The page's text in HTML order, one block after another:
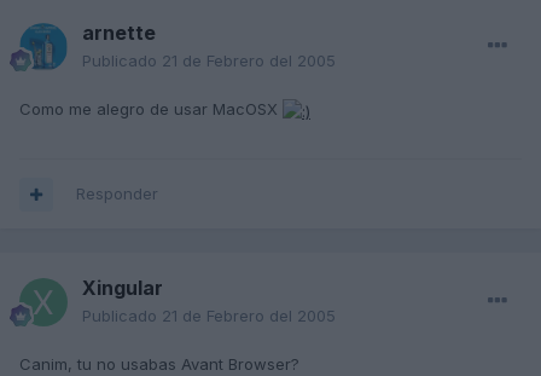
arnette
Publicado 21 de Febrero del 2005
Como me alegro de usar MacOSX
Responder
Xingular
Publicado 21 de Febrero del 2005
Canim, tu no usabas Avant Browser?